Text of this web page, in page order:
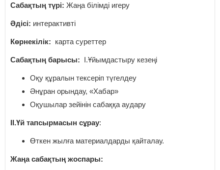
Сабақтың түрі: Жаңа білімді игеру
Әдісі: интерактивті
Көрнекілік: карта суреттер
Сабақтың барысы: І.Ұйымдастыру кезеңі
Оқу құралын тексеріп түгелдеу
Әнұран орындау, «Хабар»
Оқушылар зейінін сабаққа аудару
ІІ.Үй тапсырмасын сұрау:
Өткен жылға материалдарды қайталау.
Жаңа сабақтың жоспары: